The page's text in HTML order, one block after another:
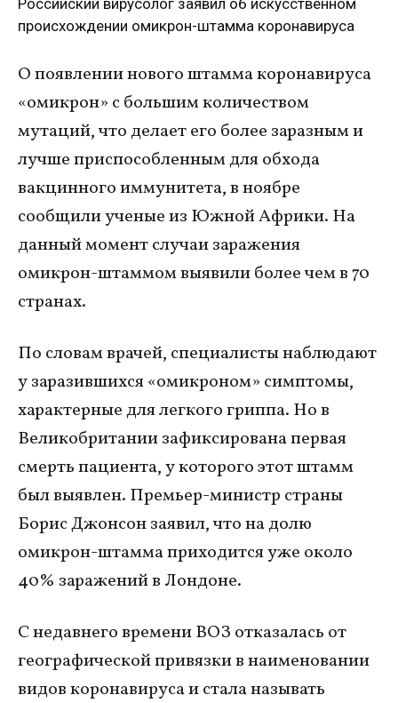
происхождении омикрон-штамма коронавируса
О появлении нового штамма коронавируса
«омикрон» с большим количеством
мутаций, что делает его более заразным и
лучше приспособленным для обхода
вакцинного иммунитета, в ноябре
сообщили ученые из Южной Африки. На
данный момент случаи заражения
омикрон-штаммом выявили более чем в 70
странах.
По словам врачей, специалисты наблюдают
у заразившихся «омикроном» симптомы,
характерные для легкого гриппа. Но в
Великобритании зафиксирована первая
смерть пациента, у которого этот штамм
был выявлен. Премьер-министр страны
Борис Джонсон заявил, что на долю
омикрон-штамма приходится уже около
40% заражений в Лондоне.
С недавнего времени ВОЗ отказалась от
географической привязки в наименовании
видов коронавируса и стала называть